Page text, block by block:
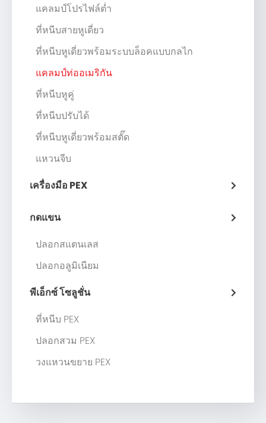
แคลมป์โปรไฟล์ต่ำ
ที่หนีบสายหูเดี่ยว
ที่หนีบหูเดี่ยวพร้อมระบบล็อคแบบกลไก
แคลมป์ท่ออเมริกัน
ที่หนีบหูคู่
ที่หนีบปรับได้
ที่หนีบหูเดี่ยวพร้อมสตั๊ด
แหวนจีบ
เครื่องมือ PEX
กดแขน
ปลอกสแตนเลส
ปลอกอลูมิเนียม
พีเอ็กซ์ โซลูชั่น
ที่หนีบ PEX
ปลอกสวม PEX
วงแหวนขยาย PEX